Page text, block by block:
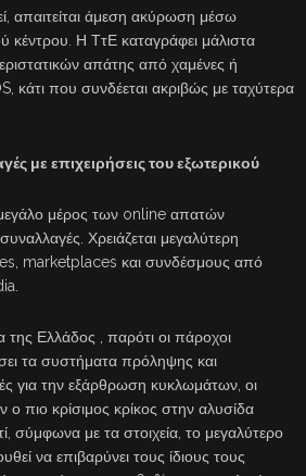
απαιτείται άμεση ακύρωση μέσω
κέντρου. Η ΤτΕ καταγράφει μάλιστα
απάτης από χαμένες ή
κάτι που συνδέεται ακριβώς με ταχύτερα
με επιχειρήσεις του εξωτερικού
μεγάλο μέρος των online απατών
Χρειάζεται μεγαλύτερη
marketplaces και συνδέσμους από
Ελλάδος , παρότι οι πάροχοι
τα συστήματα πρόληψης και
για την εξάρθρωση κυκλωμάτων, οι
πιο κρίσιμος κρίκος στην αλυσίδα
σύμφωνα με τα στοιχεία, το μεγαλύτερο
να επιβαρύνει τους ίδιους τους